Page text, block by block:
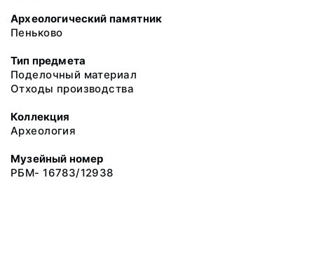
Археологический памятник
Пеньково
Тип предмета
Поделочный материал
Отходы производства
Коллекция
Археология
Музейный номер
РБМ- 16783/12938